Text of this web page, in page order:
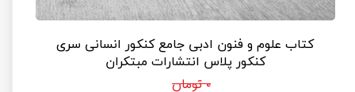
کتاب علوم و فنون ادبی جامع کنکور انسانی سری
کنکور پلاس انتشارات مبتکران
۰ تومان